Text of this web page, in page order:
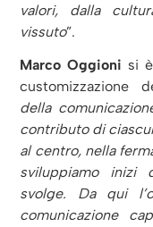
valori, dalla
vissuto”.
Marco Oggioni si
customizzazione
della
contributo di
al centro, nella
sviluppiamo inizi
svolge. Da qui
comunicazione